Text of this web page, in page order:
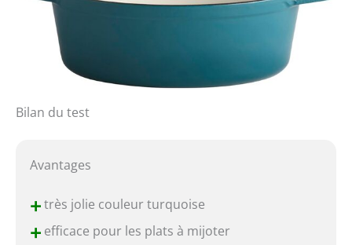
Bilan du test
Avantages
+très jolie couleur turquoise
+efficace pour les plats à mijoter